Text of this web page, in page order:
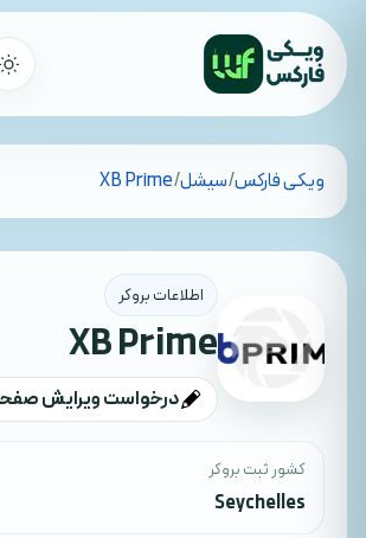
تمام کشورهاویکی فارکس/سیشل/
XB Prime
اطلاعات بروکر
XB Prime
درخواست ویرایش
کشور ثبت بروکر
Seychelles